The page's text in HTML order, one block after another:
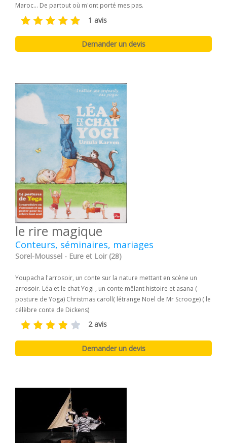
Maroc... De partout où m'ont porté mes pas.
1 avis
le rire magique
Conteurs, séminaires, mariages
Sorel-Moussel - Eure et Loir (28)
Youpacha l'arrosoir, un conte sur la nature mettant en scène un
arrosoir. Léa et le chat Yogi , un conte mêlant histoire et asana (
posture de Yoga) Christmas caroll( létrange Noel de Mr Scrooge) ( le
célèbre conte de Dickens)
2 avis